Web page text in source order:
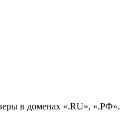
в доменах «.RU», «.РФ».